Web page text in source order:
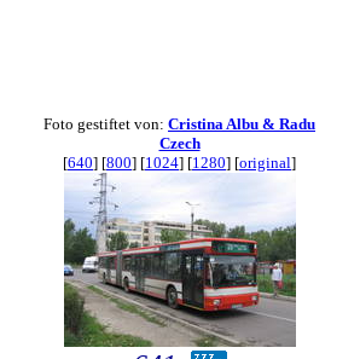
Foto gestiftet von: Cristina Albu & Radu
Czech
[640] [800] [1024] [1280] [original]